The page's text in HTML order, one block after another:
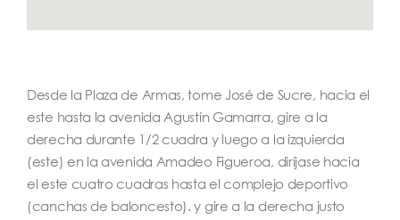
Desde la Plaza de Armas, tome José de Sucre, hacia el
este hasta la avenida Agustín Gamarra, gire a la
derecha durante 1/2 cuadra y luego a la izquierda
(este) en la avenida Amadeo Figueroa, diríjase hacia
el este cuatro cuadras hasta el complejo deportivo
(canchas de baloncesto). y gire a la derecha justo